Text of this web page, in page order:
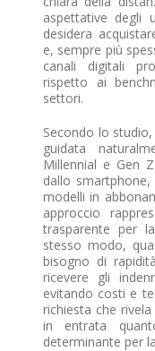
aspettative degli
desidera
e, sempre più
canali digitali
rispetto ai
settori.
Secondo lo
guidata
Millennial e Gen
dallo
modelli in
approccio
trasparente per
stesso modo,
bisogno di
ricevere gli
evitando costi e
richiesta che
in entrata
determinante per